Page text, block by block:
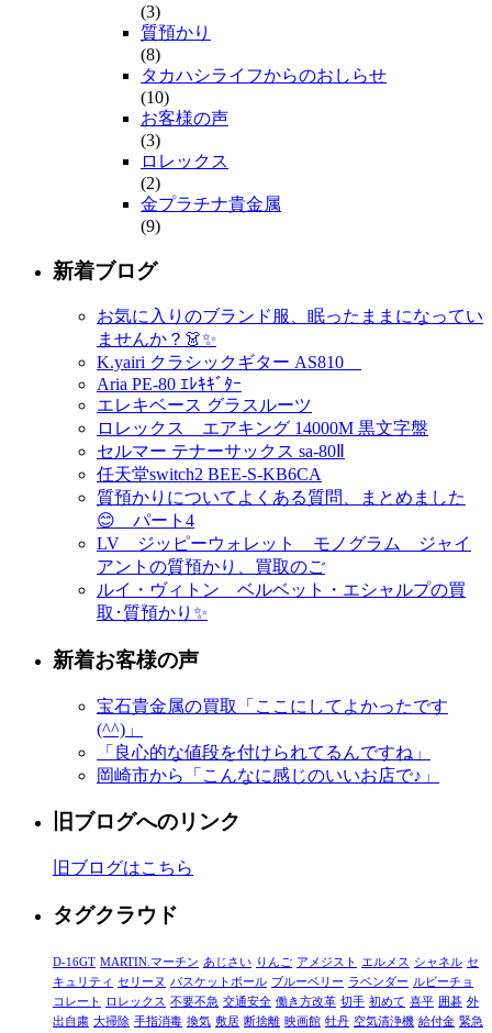
(3)
質預かり
(8)
タカハシライフからのおしらせ
(10)
お客様の声
(3)
ロレックス
(2)
金プラチナ貴金属
(9)
新着ブログ
お気に入りのブランド服、眠ったままになってい
ませんか？👗✨
K.yairi クラシックギター AS810
Aria PE-80 ｴﾚｷｷﾞﾀｰ
エレキベース グラスルーツ
ロレックス エアキング 14000M 黒文字盤
セルマー テナーサックス sa-80Ⅱ
任天堂switch2 BEE-S-KB6CA
質預かりについてよくある質問、まとめました
😊 パート4
LV ジッピーウォレット モノグラム ジャイ
アントの質預かり、買取のご
ルイ・ヴィトン ベルベット・エシャルプの買
取･質預かり✨
新着お客様の声
宝石貴金属の買取「ここにしてよかったです
(^^)」
「良心的な値段を付けられてるんですね」
岡崎市から「こんなに感じのいいお店で♪」
旧ブログへのリンク
旧ブログはこちら
タグクラウド
D-16GT MARTIN.マーチン あじさい りんご アメジスト エルメス シャネル セ
キュリティ セリーヌ バスケットボール ブルーベリー ラベンダー ルビーチョ
コレート
ロレックス 不要不急 交通安全 働き方改革 切手 初めて 喜平 囲碁 外
出自粛 大掃除 手指消毒 換気 敷居 断捨離 映画館 牡丹 空気清浄機 給付金 緊急